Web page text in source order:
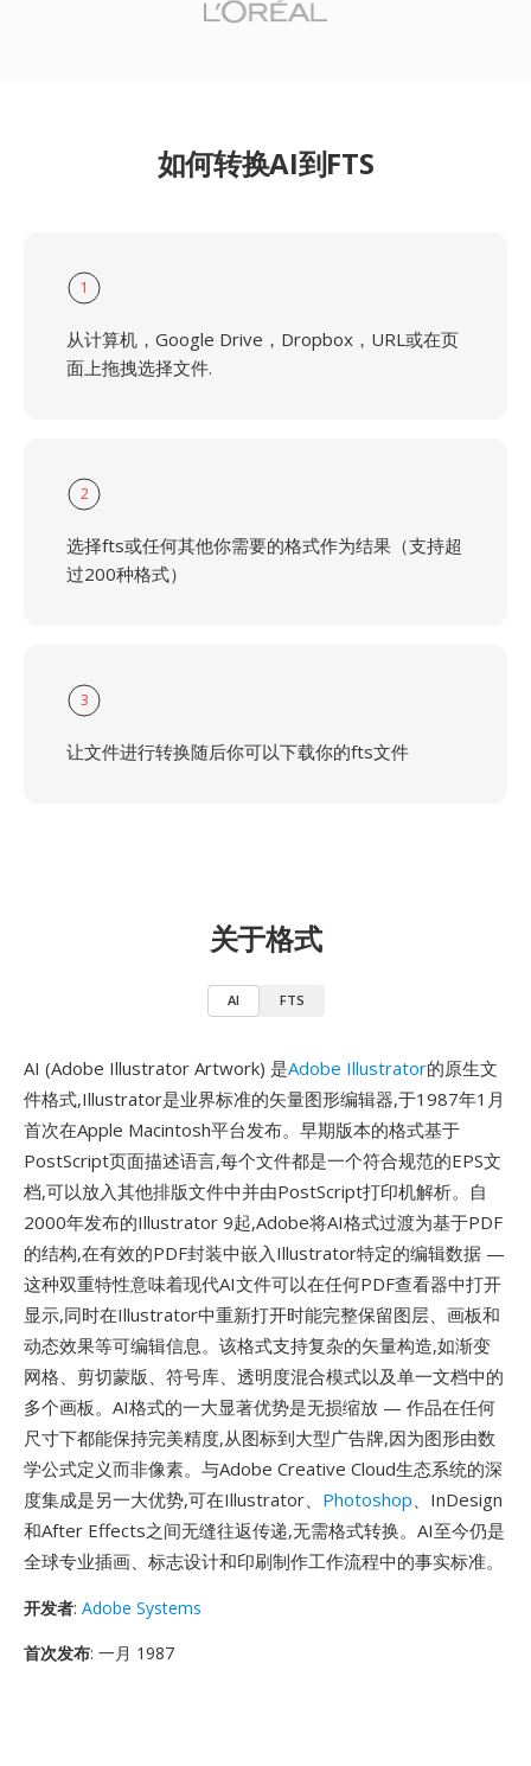
如何转换AI到FTS
1
从计算机，Google Drive，Dropbox，URL或在页
面上拖拽选择文件.
2
选择fts或任何其他你需要的格式作为结果（支持超
过200种格式）
3
让文件进行转换随后你可以下载你的fts文件
关于格式
AI FTS
AI (Adobe Illustrator Artwork) 是Adobe Illustrator的原生文
件格式,Illustrator是业界标准的矢量图形编辑器,于1987年1月
首次在Apple Macintosh平台发布。早期版本的格式基于
PostScript页面描述语言,每个文件都是一个符合规范的EPS文
档,可以放入其他排版文件中并由PostScript打印机解析。自
2000年发布的Illustrator 9起,Adobe将AI格式过渡为基于PDF
的结构,在有效的PDF封装中嵌入Illustrator特定的编辑数据 —
这种双重特性意味着现代AI文件可以在任何PDF查看器中打开
显示,同时在Illustrator中重新打开时能完整保留图层、画板和
动态效果等可编辑信息。该格式支持复杂的矢量构造,如渐变
网格、剪切蒙版、符号库、透明度混合模式以及单一文档中的
多个画板。AI格式的一大显著优势是无损缩放 — 作品在任何
尺寸下都能保持完美精度,从图标到大型广告牌,因为图形由数
学公式定义而非像素。与Adobe Creative Cloud生态系统的深
度集成是另一大优势,可在Illustrator、 Photoshop、InDesign
和After Effects之间无缝往返传递,无需格式转换。AI至今仍是
全球专业插画、标志设计和印刷制作工作流程中的事实标准。
开发者: Adobe Systems
首次发布: 一月 1987